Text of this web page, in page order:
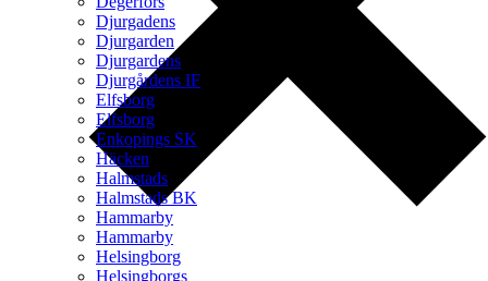
Djurgadens
Djurgarden
Djurgardens
Djurgårdens IF
Elfsborg
Elfsborg
Enkopings SK
Häcken
Halmstads
Halmstads BK
Hammarby
Hammarby
Helsingborg
Helsingborgs